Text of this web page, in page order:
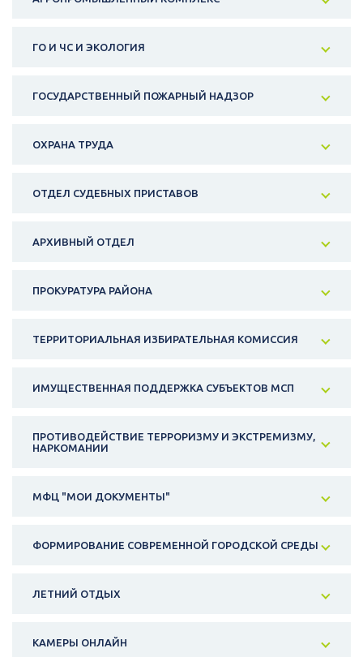
ГО И ЧС И ЭКОЛОГИЯ
ГОСУДАРСТВЕННЫЙ ПОЖАРНЫЙ НАДЗОР
ОХРАНА ТРУДА
ОТДЕЛ СУДЕБНЫХ ПРИСТАВОВ
АРХИВНЫЙ ОТДЕЛ
ПРОКУРАТУРА РАЙОНА
ТЕРРИТОРИАЛЬНАЯ ИЗБИРАТЕЛЬНАЯ КОМИССИЯ
ИМУЩЕСТВЕННАЯ ПОДДЕРЖКА СУБЪЕКТОВ МСП
ПРОТИВОДЕЙСТВИЕ ТЕРРОРИЗМУ И ЭКСТРЕМИЗМУ,
НАРКОМАНИИ
МФЦ "МОИ ДОКУМЕНТЫ"
ФОРМИРОВАНИЕ СОВРЕМЕННОЙ ГОРОДСКОЙ СРЕДЫ
ЛЕТНИЙ ОТДЫХ
КАМЕРЫ ОНЛАЙН